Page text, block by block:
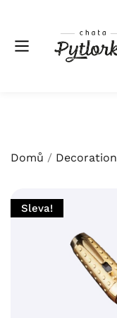
Domů / Decoration
Sleva!